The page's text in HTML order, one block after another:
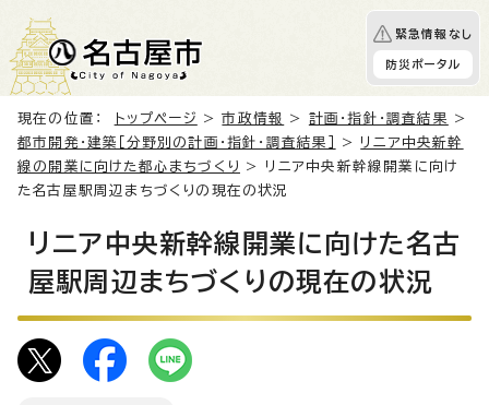
緊急情報なし
防災ポータル
現在の位置： トップページ >市政情報 > 計画・指針・調査結果
>
都市開発・建築［分野別の計画・指針・調査結果］
> リニア中央新幹
線の開業に向けた都心まちづくり
> リニア中央新幹線開業に向け
た名古屋駅周辺まちづくりの現在の状況
リニア中央新幹線開業に向けた名古
屋駅周辺まちづくりの現在の状況